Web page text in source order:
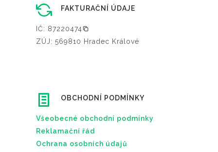
FAKTURAČNÍ ÚDAJE
IČ: 87220474
ZÚJ: 569810 Hradec Králové
OBCHODNÍ PODMÍNKY
Všeobecné obchodní podmínky
Reklamační řád
Ochrana osobních údajů